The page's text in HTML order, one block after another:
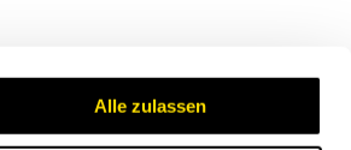
Alle zulassen